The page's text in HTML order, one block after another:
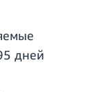
дней